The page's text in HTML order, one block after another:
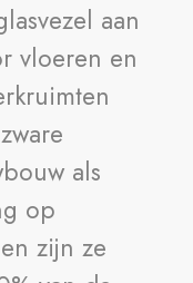
aan
vloeren en
als
op
zijn ze